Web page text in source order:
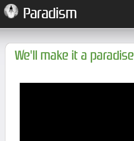
Paradism
We'll make it a paradise